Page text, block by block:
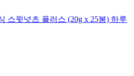
스윗넛츠 플러스 (20g x 25봉) 하루